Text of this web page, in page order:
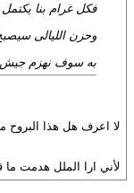
فكل غرام بنا يكتمل
وحزن الليالى
به سوف نهزم جيش
لا اعرف هل هذا البروح
لأني ارا الملل هدمت ما